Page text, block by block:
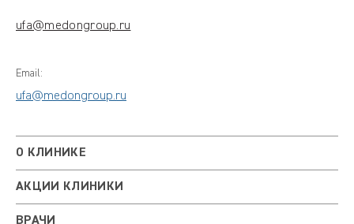
ufa@medongroup.ru
Email:
ufa@medongroup.ru
О КЛИНИКЕ
АКЦИИ КЛИНИКИ
ВРАЧИ